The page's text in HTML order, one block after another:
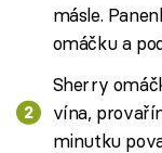
másle.
omáčku a
Sherry
vína,
minutku